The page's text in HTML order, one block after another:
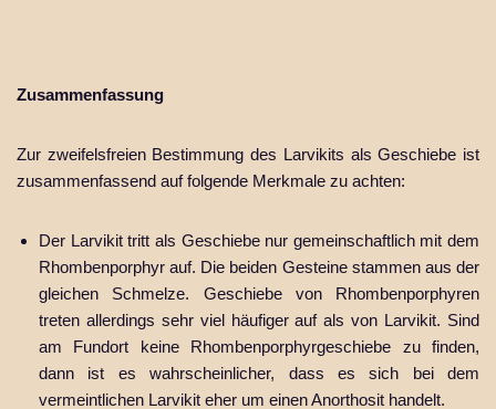
Zusammenfassung
Zur zweifelsfreien Bestimmung des Larvikits als Geschiebe ist
zusammenfassend auf folgende Merkmale zu achten:
Der Larvikit tritt als Geschiebe nur gemeinschaftlich mit dem
Rhombenporphyr auf. Die beiden Gesteine stammen aus der
gleichen Schmelze. Geschiebe von Rhombenporphyren
treten allerdings sehr viel häufiger auf als von Larvikit. Sind
am Fundort keine Rhombenporphyrgeschiebe zu finden,
dann ist es wahrscheinlicher, dass es sich bei dem
vermeintlichen Larvikit eher um einen Anorthosit handelt.